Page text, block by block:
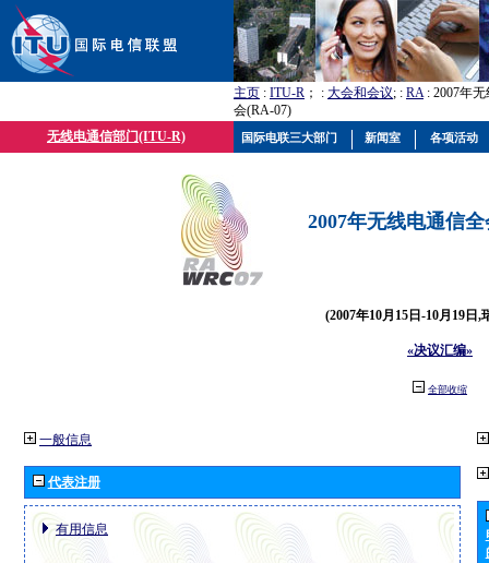
主页 : ITU-R ； : 大会和会议; : RA: 2007年
会(RA-07)
无线电通信部门(ITU-R)
2007年无线电通信
(2007年10月15日-10月19日,
«决议汇编»
全部收缩
一般信息
代表注册
有用信息
国际电联三大部门 新闻室 各项活动